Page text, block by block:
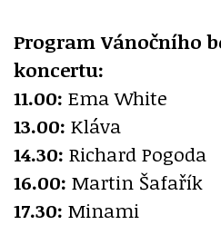
Program Vánočního
koncertu:
11.00: Ema White
13.00: Kláva
14.30: Richard Pogoda
16.00: Martin Šafařík
17.30: Minami